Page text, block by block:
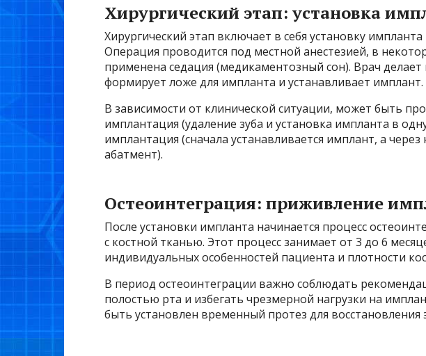
Хирургический этап: установка
Хирургический этап включает в себя установку
Операция проводится под местной анестезией, в
применена седация (медикаментозный сон). Врач
формирует ложе для импланта и устанавливает имплант.
В зависимости от клинической ситуации, может быть
имплантация (удаление зуба и установка импланта в
имплантация (сначала устанавливается имплант, а через
абатмент).
Остеоинтеграция: приживление
После установки импланта начинается процесс
с костной тканью. Этот процесс занимает от 3 до 6
индивидуальных особенностей пациента и плотности
В период остеоинтеграции важно соблюдать
полостью рта и избегать чрезмерной нагрузки на
быть установлен временный протез для восстановления